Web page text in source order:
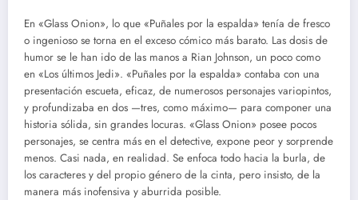
En «Glass Onion», lo que «Puñales por la espalda» tenía de fresco
o ingenioso se torna en el exceso cómico más barato. Las dosis de
humor se le han ido de las manos a Rian Johnson, un poco como
en «Los últimos Jedi». «Puñales por la espalda» contaba con una
presentación escueta, eficaz, de numerosos personajes variopintos,
y profundizaba en dos —tres, como máximo— para componer una
historia sólida, sin grandes locuras. «Glass Onion» posee pocos
personajes, se centra más en el detective, expone peor y sorprende
menos. Casi nada, en realidad. Se enfoca todo hacia la burla, de
los caracteres y del propio género de la cinta, pero insisto, de la
manera más inofensiva y aburrida posible.